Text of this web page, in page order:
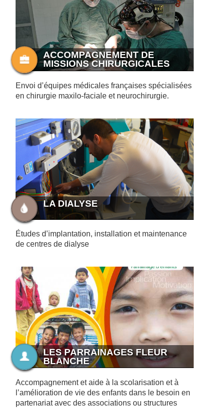
ACCOMPAGNEMENT DE
MISSIONS CHIRURGICALES
Envoi d’équipes médicales françaises spécialisées
en chirurgie maxilo-faciale et neurochirurgie.
LA DIALYSE
Études d’implantation, installation et maintenance
de centres de dialyse
LES PARRAINAGES FLEUR
BLANCHE
Accompagnement et aide à la scolarisation et à
l’amélioration de vie des enfants dans le besoin en
partenariat avec des associations ou structures